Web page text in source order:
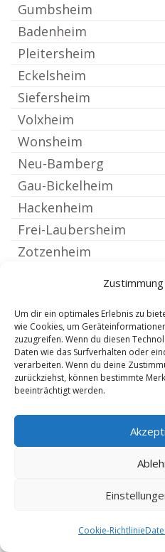
Um dir ein optimales Erlebnis zu
wie Cookies, um
zuzugreifen. Wenn du diesen
Daten wie das Surfverhalten oder
verarbeiten. Wenn du deine
zurückziehst, können bestimmte
beeinträchtigt werden.
Cookie-Richtlinie
Gumbsheim
Badenheim
Pleitersheim
Eckelsheim
Siefersheim
Volxheim
Wonsheim
Neu-Bamberg
Gau-Bickelheim
Hackenheim
Frei-Laubersheim
Zotzenheim
Sprendlingen
Biebelsheim
Flonheim
Armsheim Rheinhessen
Sankt Johann
Bad Kreuznach Planig
Bretzenheim Nahe
Bad Kreuznach
Bornheim Rheinhessen